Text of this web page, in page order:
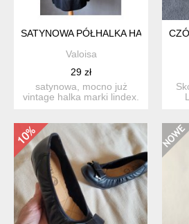
SATYNOWA PÓŁHALKA HALKA POD
Valoisa
29 zł
satynowa, mocno już
vintage halka marki lindex.